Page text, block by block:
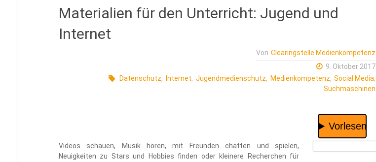
Materialien für den Unterricht: Jugend und
Internet
Von Clearingstelle Medienkompetenz
9. Oktober 2017
Datenschutz, Internet, Jugendmedienschutz, Medienkompetenz, Social Media,
Suchmaschinen
Videos schauen, Musik hören, mit Freunden chatten und spielen,
Neuigkeiten zu Stars und Hobbies finden oder kleinere Recherchen für